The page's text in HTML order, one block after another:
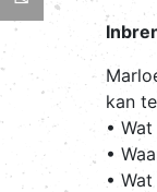
kan
•
•
•